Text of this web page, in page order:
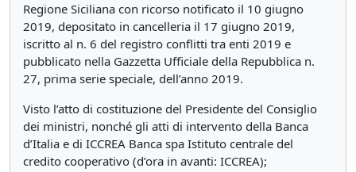
Regione Siciliana con ricorso notificato il 10 giugno
2019, depositato in cancelleria il 17 giugno 2019,
iscritto al n. 6 del registro conflitti tra enti 2019 e
pubblicato nella Gazzetta Ufficiale della Repubblica n.
27, prima serie speciale, dell’anno 2019.
Visto l’atto di costituzione del Presidente del Consiglio
dei ministri, nonché gli atti di intervento della Banca
d’Italia e di ICCREA Banca spa Istituto centrale del
credito cooperativo (d’ora in avanti: ICCREA);